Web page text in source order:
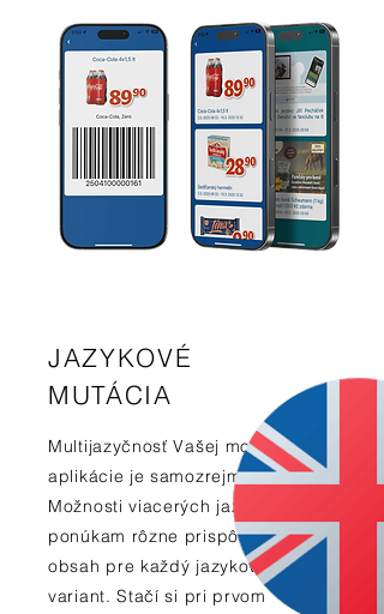
JAZYKOVÉ
MUTÁCIA
Multijazyčnosť Vašej mobilnej
aplikácie je samozrejmosťou.
Možnosti viacerých jazykov
ponúkam rôzne prispôsobený
obsah pre každý jazykový
variant. Stačí si pri prvom